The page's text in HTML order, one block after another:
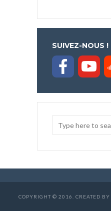
SUIVEZ-NOUS !
COPYRIGHT © 2016. CREATED BY